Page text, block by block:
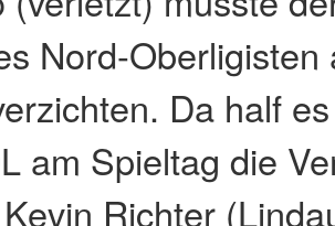
Nord-
Da half
am Spieltag die
Richter